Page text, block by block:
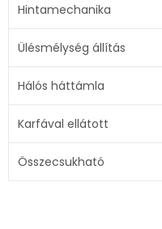
Hintamechanika
Ülésmélység állítás
Hálós háttámla
Karfával ellátott
Összecsukható